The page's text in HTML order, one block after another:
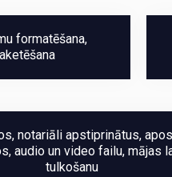
formatēšana,
notariāli apstiprinātus,
audio un video failu, mājas
tulkošanu